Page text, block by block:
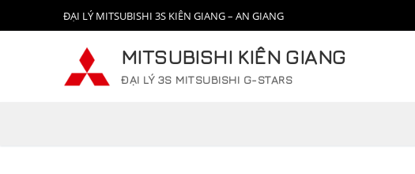
đến
ĐẠI LÝ MITSUBISHI 3S KIÊN GIANG – AN GIANG
MITSUBISHI KIÊN GIANG
ĐẠI LÝ 3S MITSUBISHI G-STARS